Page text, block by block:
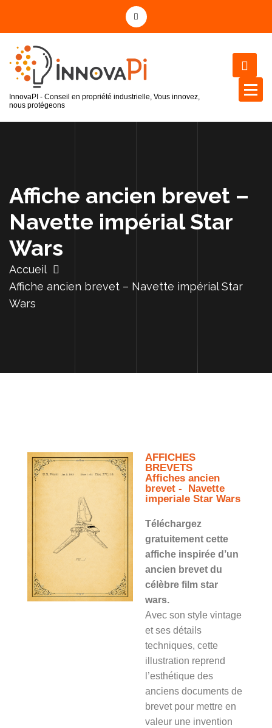
InnovaPI - Conseil en propriété industrielle, Vous innovez,
nous protégeons
Affiche ancien brevet –
Navette impérial Star
Wars
Accueil
Affiche ancien brevet – Navette impérial Star
Wars
AFFICHES
BREVETS
Affiches ancien
brevet - Navette
imperiale Star Wars
Téléchargez
gratuitement cette
affiche inspirée d’un
ancien brevet du
célèbre film star
wars.
Avec son style vintage
et ses détails
techniques, cette
illustration reprend
l’esthétique des
anciens documents de
brevet pour mettre en
valeur une invention